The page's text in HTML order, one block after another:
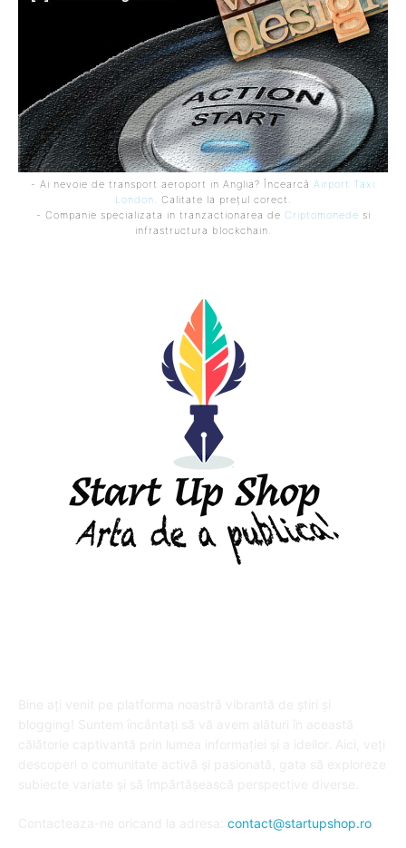
- Ai nevoie de transport aeroport in Anglia? Încearcă Airport Taxi
London . Calitate la prețul corect.
- Companie specializata in tranzactionarea de Criptomonede si
infrastructura blockchain.
contact@startupshop.ro